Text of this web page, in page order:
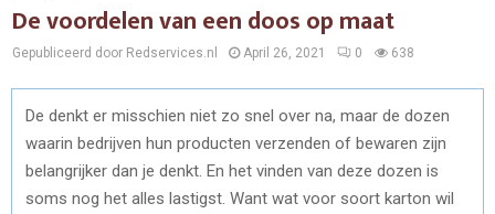
De voordelen van een doos op maat
Gepubliceerd door Redservices.nl April 26, 2021 0 638
De denkt er misschien niet zo snel over na, maar de dozen
waarin bedrijven hun producten verzenden of bewaren zijn
belangrijker dan je denkt. En het vinden van deze dozen is
soms nog het alles lastigst. Want wat voor soort karton wil